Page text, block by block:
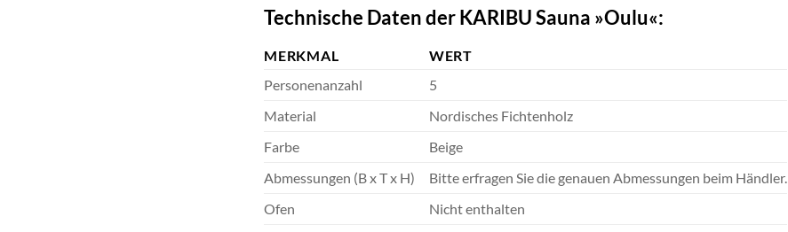
Technische Daten der KARIBU Sauna »Oulu«:
MERKMAL
WERT
Personenanzahl
5
Material
Nordisches Fichtenholz
Farbe
Beige
Abmessungen (B x T x H)
Bitte erfragen Sie die genauen Abmessungen beim Händler.
Ofen
Nicht enthalten